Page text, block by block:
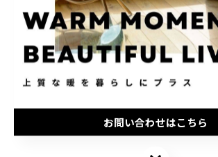
ょう。定期的な煙突掃除も不可欠で、灰や
置すると排気不良や煙道火災のリスクが生
導入時は専門業者による設置・点検を必ず
書に沿ったメンテナンスを継続することで
暖房環境を維持できます。
お問い合わせはこちら